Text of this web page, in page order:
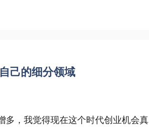
己的细分领域
多，我觉得现在这个时代创业机会真